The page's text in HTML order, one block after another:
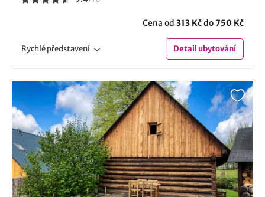
Cena od 313 Kčdo750 Kč
Rychlépředstavení Detailubytování